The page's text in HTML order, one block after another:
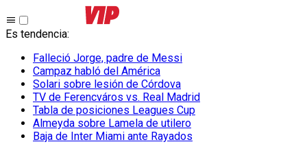
Es tendencia:
Falleció Jorge, padre de Messi
Campaz habló del América
Solari sobre lesión de Córdova
TV de Ferencváros vs. Real Madrid
Tabla de posiciones Leagues Cup
Almeyda sobre Lamela de utilero
Baja de Inter Miami ante Rayados